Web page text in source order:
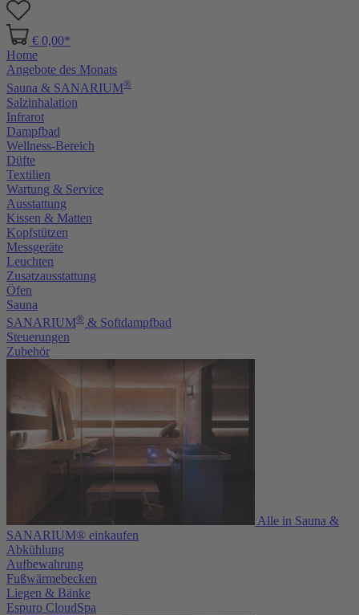
€ 0,00*
Home
Angebote des Monats
Sauna & SANARIUM®
Salzinhalation
Infrarot
Dampfbad
Wellness-Bereich
Düfte
Textilien
Wartung & Service
Ausstattung
Kissen & Matten
Kopfstützen
Messgeräte
Leuchten
Zusatzausstattung
Öfen
Sauna
SANARIUM® & Softdampfbad
Steuerungen
Zubehör
Alle in Sauna &
SANARIUM® einkaufen
Abkühlung
Aufbewahrung
Fußwärmebecken
Liegen & Bänke
Espuro CloudSpa